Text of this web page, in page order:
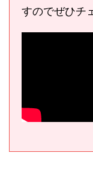
すのでぜひチ